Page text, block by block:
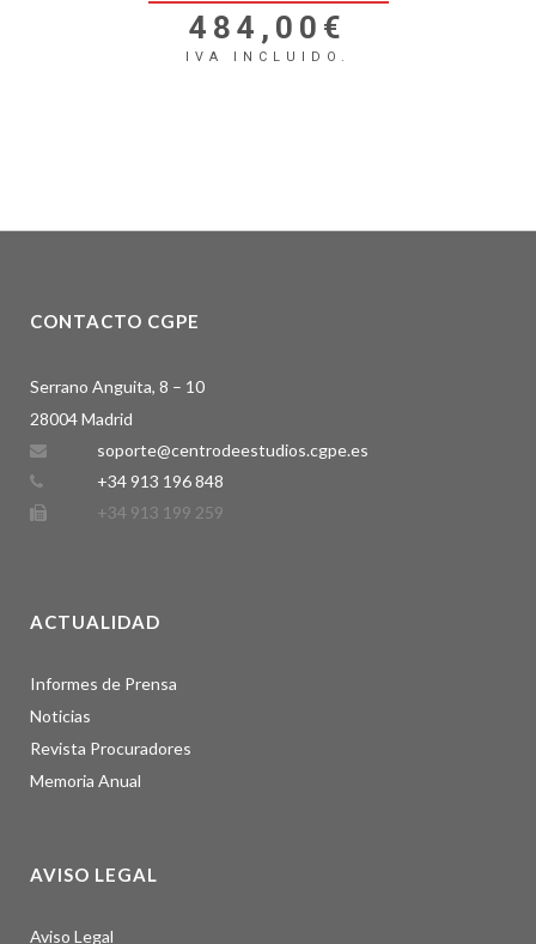
484,00 €
IVA INCLUIDO.
CONTACTO CGPE
Serrano Anguita, 8 – 10
28004 Madrid
soporte@centrodeestudios.cgpe.es
+34 913 196 848
+34 913 199 259
ACTUALIDAD
Informes de Prensa
Noticias
Revista Procuradores
Memoria Anual
AVISO LEGAL
Aviso Legal